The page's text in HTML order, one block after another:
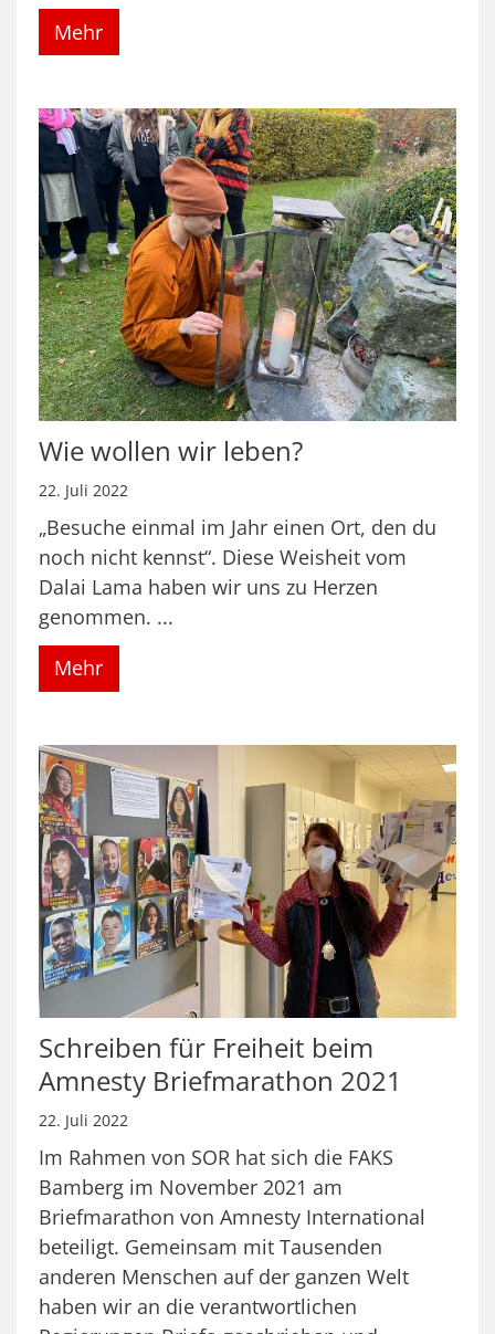
Mehr
Wie wollen wir leben?
22. Juli 2022
„Besuche einmal im Jahr einen Ort, den du
noch nicht kennst“. Diese Weisheit vom
Dalai Lama haben wir uns zu Herzen
genommen. ...
Mehr
Schreiben für Freiheit beim
Amnesty Briefmarathon 2021
22. Juli 2022
Im Rahmen von SOR hat sich die FAKS
Bamberg im November 2021 am
Briefmarathon von Amnesty International
beteiligt. Gemeinsam mit Tausenden
anderen Menschen auf der ganzen Welt
haben wir an die verantwortlichen